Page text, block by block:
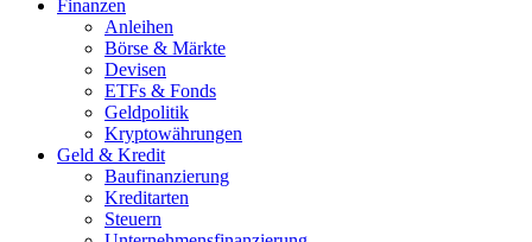
Finanzen
Anleihen
Börse & Märkte
Devisen
ETFs & Fonds
Geldpolitik
Kryptowährungen
Geld & Kredit
Baufinanzierung
Kreditarten
Steuern